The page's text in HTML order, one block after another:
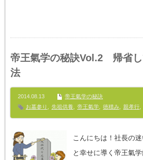
帝王氣学の秘訣Vol.2 帰省
法
2014.08.13
帝王氣学の秘訣
お墓参り
先祖供養 帝王氣学 徳積み 親孝行
こんにちは！社長の
と幸せに導く帝王氣